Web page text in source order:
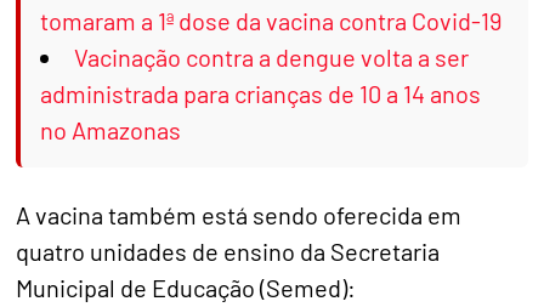
tomaram a 1ª dose da vacina contra Covid-19
Vacinação contra a dengue volta a ser
administrada para crianças de 10 a 14 anos
no Amazonas
A vacina também está sendo oferecida em
quatro unidades de ensino da Secretaria
Municipal de Educação (Semed):